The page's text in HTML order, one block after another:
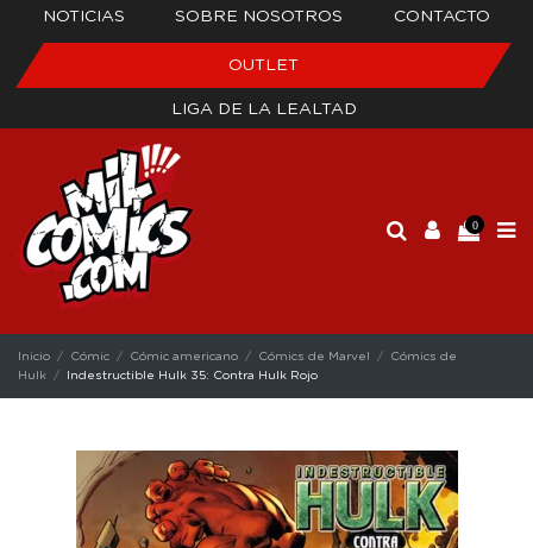
NOTICIAS SOBRE NOSOTROS CONTACTO
OUTLET
LIGA DE LA LEALTAD
0
Inicio Cómic Cómic americano Cómics de Marvel
Cómics de
Hulk
Indestructible Hulk 35: Contra Hulk Rojo